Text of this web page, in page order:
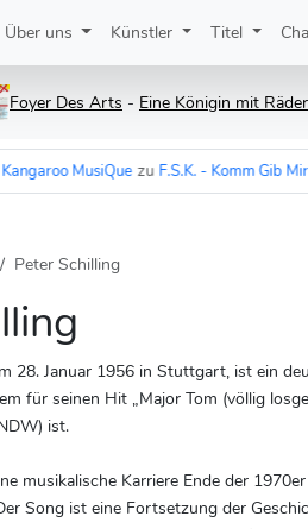
Über uns Künstler Titel
Foyer Des Arts - Eine Königin mit
zu F.S.K. - Komm Gib Mir Deine Hand
Peter Schilling
28. Januar 1956 in Stuttgart, ist ein
für seinen Hit „Major Tom (völlig
ist.
musikalische Karriere Ende der
Song ist eine Fortsetzung der